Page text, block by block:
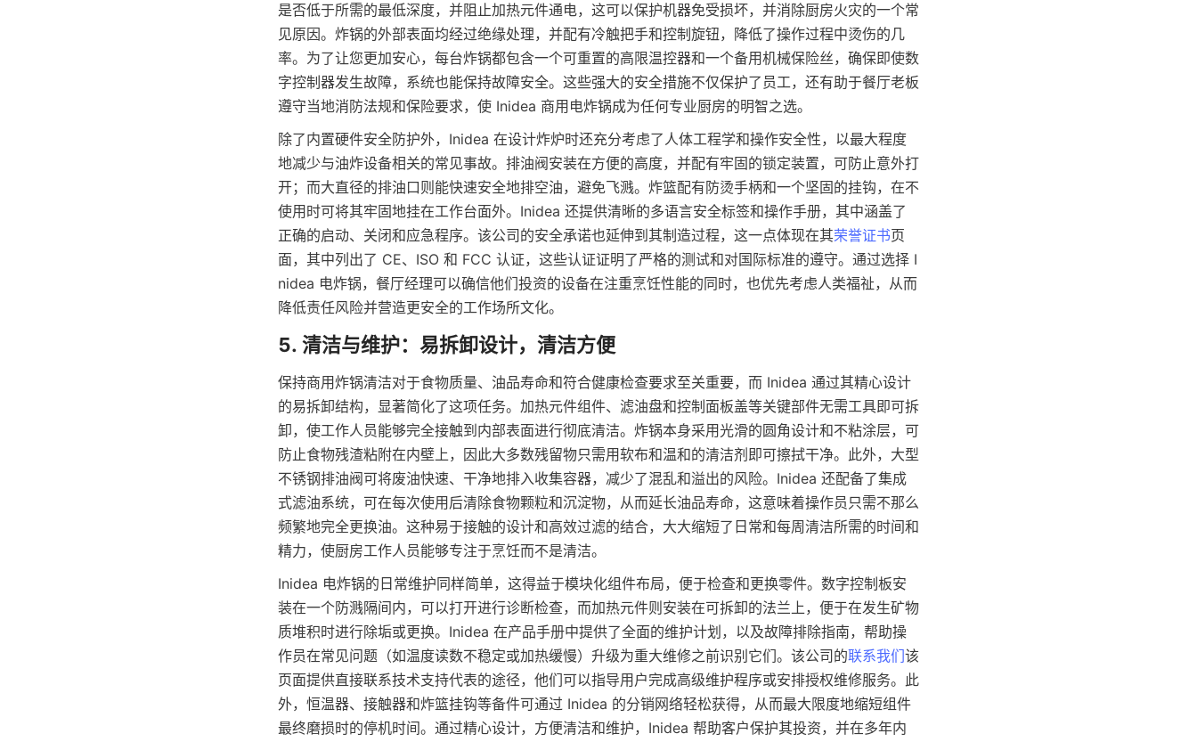
是否低于所需的最低深度，并阻止加热元件通电，这可以保护机器免受损坏，并消除厨房火灾的一个常
见原因。炸锅的外部表面均经过绝缘处理，并配有冷触把手和控制旋钮，降低了操作过程中烫伤的几
率。为了让您更加安心，每台炸锅都包含一个可重置的高限温控器和一个备用机械保险丝，确保即使数
字控制器发生故障，系统也能保持故障安全。这些强大的安全措施不仅保护了员工，还有助于餐厅老板
遵守当地消防法规和保险要求，使 Inidea 商用电炸锅成为任何专业厨房的明智之选。
除了内置硬件安全防护外，Inidea 在设计炸炉时还充分考虑了人体工程学和操作安全性，以最大程度
地减少与油炸设备相关的常见事故。排油阀安装在方便的高度，并配有牢固的锁定装置，可防止意外打
开；而大直径的排油口则能快速安全地排空油，避免飞溅。炸篮配有防烫手柄和一个坚固的挂钩，在不
使用时可将其牢固地挂在工作台面外。Inidea 还提供清晰的多语言安全标签和操作手册，其中涵盖了
正确的启动、关闭和应急程序。该公司的安全承诺也延伸到其制造过程，这一点体现在其荣誉证书页
面，其中列出了 CE、ISO 和 FCC 认证，这些认证证明了严格的测试和对国际标准的遵守。通过选择 I
nidea 电炸锅，餐厅经理可以确信他们投资的设备在注重烹饪性能的同时，也优先考虑人类福祉，从而
保持商用炸锅清洁对于食物质量、油品寿命和符合健康检查要求至关重要，而 Inidea 通过其精心设计
的易拆卸结构，显著简化了这项任务。加热元件组件、滤油盘和控制面板盖等关键部件无需工具即可拆
卸，使工作人员能够完全接触到内部表面进行彻底清洁。炸锅本身采用光滑的圆角设计和不粘涂层，可
防止食物残渣粘附在内壁上，因此大多数残留物只需用软布和温和的清洁剂即可擦拭干净。此外，大型
不锈钢排油阀可将废油快速、干净地排入收集容器，减少了混乱和溢出的风险。Inidea 还配备了集成
式滤油系统，可在每次使用后清除食物颗粒和沉淀物，从而延长油品寿命，这意味着操作员只需不那么
频繁地完全更换油。这种易于接触的设计和高效过滤的结合，大大缩短了日常和每周清洁所需的时间和
精力，使厨房工作人员能够专注于烹饪而不是清洁。
Inidea 电炸锅的日常维护同样简单，这得益于模块化组件布局，便于检查和更换零件。数字控制板安
装在一个防溅隔间内，可以打开进行诊断检查，而加热元件则安装在可拆卸的法兰上，便于在发生矿物
质堆积时进行除垢或更换。Inidea 在产品手册中提供了全面的维护计划，以及故障排除指南，帮助操
作员在常见问题（如温度读数不稳定或加热缓慢）升级为重大维修之前识别它们。该公司的联系我们该
页面提供直接联系技术支持代表的途径，他们可以指导用户完成高级维护程序或安排授权维修服务。此
外，恒温器、接触器和炸篮挂钩等备件可通过 Inidea 的分销网络轻松获得，从而最大限度地缩短组件
最终磨损时的停机时间。通过精心设计，方便清洁和维护，Inidea 帮助客户保护其投资，并在多年内